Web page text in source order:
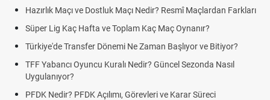
Hazırlık Maçı ve Dostluk Maçı Nedir? Resmî Maçlardan Farkları
Süper Lig Kaç Hafta ve Toplam Kaç Maç Oynanır?
Türkiye'de Transfer Dönemi Ne Zaman Başlıyor ve Bitiyor?
TFF Yabancı Oyuncu Kuralı Nedir? Güncel Sezonda Nasıl
Uygulanıyor?
PFDK Nedir? PFDK Açılımı, Görevleri ve Karar Süreci